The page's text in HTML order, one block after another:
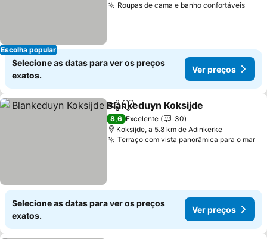
Escolha popular
Roupas de cama e banho confortáveis
Selecione as datas para ver os preços
exatos.
Ver preços
PartilharAdicionar aos favoritos
Blankeduyn Koksijde
8,6 Excelente
30
Koksijde, a 5.8 km de Adinkerke
Terraço com vista panorâmica para o mar
Selecione as datas para ver os preços
exatos.
Ver preços